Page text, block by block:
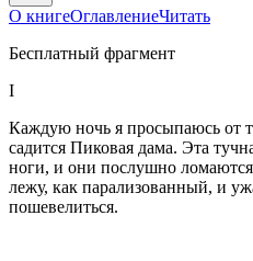
О книгеОглавлениеЧитать
Бесплатный фрагмент
I
Каждую ночь я просыпаюсь от
садится Пиковая дама. Эта
ноги, и они послушно
лежу, как парализованный, и
пошевелиться.